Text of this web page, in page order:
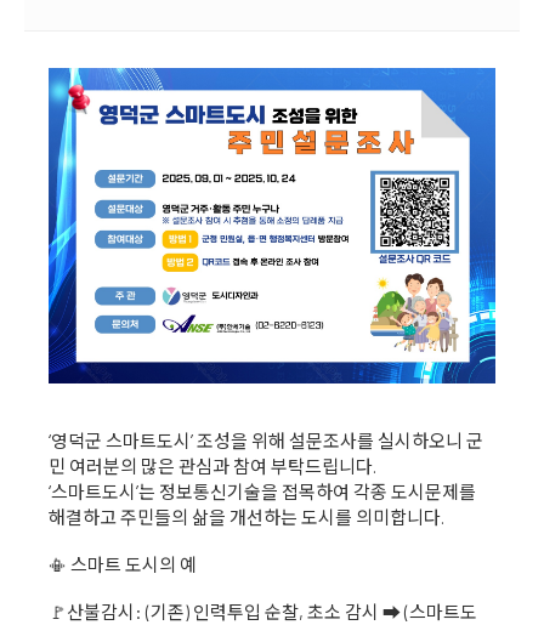
‘영덕군 스마트도시’ 조성을 위해 설문조사를 실시하오니 군
민 여러분의 많은 관심과 참여 부탁드립니다.
‘스마트도시’는 정보통신기술을 접목하여 각종 도시문제를
해결하고 주민들의 삶을 개선하는 도시를 의미합니다.
📳 스마트 도시의 예
🚩산불감시: (기존) 인력투입 순찰, 초소 감시 ➡ (스마트도